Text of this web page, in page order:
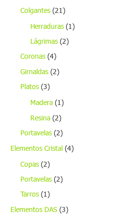
Colgantes (21)
Herraduras (1)
Lágrimas (2)
Coronas (4)
Girnaldas (2)
Platos (3)
Madera (1)
Resina (2)
Portavelas (2)
Elementos Cristal (4)
Copas (2)
Portavelas (2)
Tarros (1)
Elementos DAS (3)